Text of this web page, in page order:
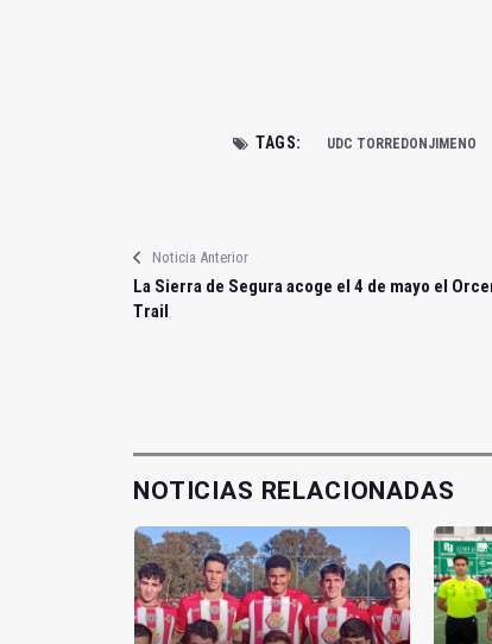
TAGS: UDC TORREDONJIMENO
Noticia Anterior
La Sierra de Segura acoge el 4 de mayo el
Trail
NOTICIAS RELACIONADAS